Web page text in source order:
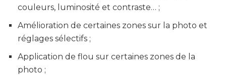
couleurs, luminosité et contraste… ;
Amélioration de certaines zones sur la photo et
réglages sélectifs ;
Application de flou sur certaines zones de la
photo ;